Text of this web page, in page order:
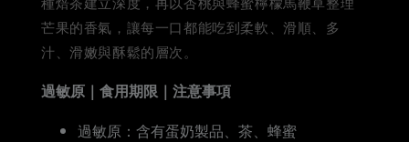
芒果的香氣，讓每一口都能吃到柔軟、滑順、多
汁、滑嫩與酥鬆的層次。
過敏原｜食用期限｜注意事項
過敏原：含有蛋奶製品、茶、蜂蜜